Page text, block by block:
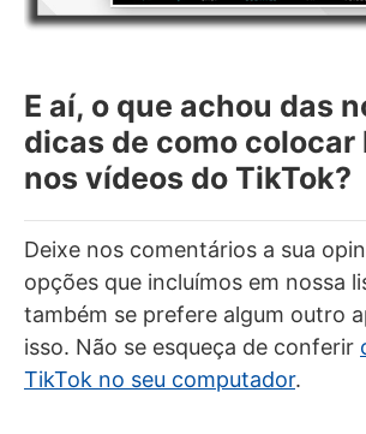
E aí, o que achou das
dicas de como colocar
nos vídeos do TikTok?
Deixe nos comentários a sua
opções que incluímos em nossa
também se prefere algum outro
isso. Não se esqueça de conferir
TikTok no seu computador.